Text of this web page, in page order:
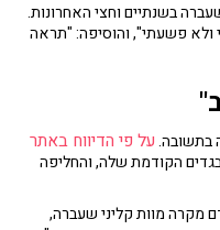
בשנתיים וחצי האחרונות.
ולא פשעתי", והוסיפה: "תראה
בתשובה.על פי הדיווח באתר
הקודמת שלה, והחליפה
מקרה מוות קליני שעברה,